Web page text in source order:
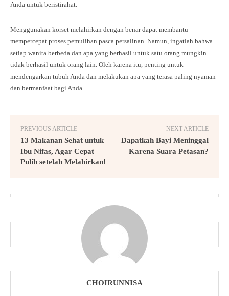
Anda untuk beristirahat.
Menggunakan korset melahirkan dengan benar dapat membantu
mempercepat proses pemulihan pasca persalinan. Namun, ingatlah bahwa
setiap wanita berbeda dan apa yang berhasil untuk satu orang mungkin
tidak berhasil untuk orang lain. Oleh karena itu, penting untuk
mendengarkan tubuh Anda dan melakukan apa yang terasa paling nyaman
dan bermanfaat bagi Anda.
PREVIOUS ARTICLE
13 Makanan Sehat untuk
Ibu Nifas, Agar Cepat
Pulih setelah Melahirkan!
NEXT ARTICLE
Dapatkah Bayi Meninggal
Karena Suara Petasan?
CHOIRUNNISA